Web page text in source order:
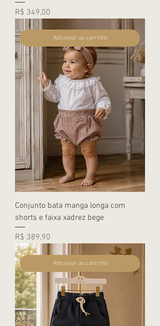
Preço
R$ 349,00
Adicionar ao carrinho
Conjunto bata manga longa com
shorts e faixa xadrez bege
Preço
R$ 389,90
Adicionar ao carrinho